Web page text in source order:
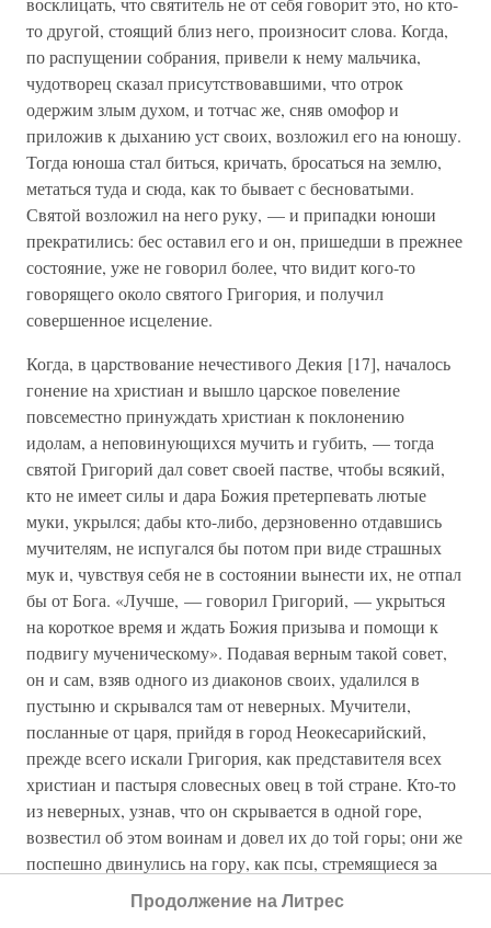
то другой, стоящий близ него, произносит слова. Когда,
по распущении собрания, привели к нему мальчика,
чудотворец сказал присутствовавшими, что отрок
одержим злым духом, и тотчас же, сняв омофор и
приложив к дыханию уст своих, возложил его на юношу.
Тогда юноша стал биться, кричать, бросаться на землю,
метаться туда и сюда, как то бывает с бесноватыми.
Святой возложил на него руку, — и припадки юноши
прекратились: бес оставил его и он, пришедши в прежнее
состояние, уже не говорил более, что видит кого-то
говорящего около святого Григория, и получил
совершенное исцеление.
Когда, в царствование нечестивого Декия [17], началось
гонение на христиан и вышло царское повеление
повсеместно принуждать христиан к поклонению
идолам, а неповинующихся мучить и губить, — тогда
святой Григорий дал совет своей пастве, чтобы всякий,
кто не имеет силы и дара Божия претерпевать лютые
муки, укрылся; дабы кто-либо, дерзновенно отдавшись
мучителям, не испугался бы потом при виде страшных
мук и, чувствуя себя не в состоянии вынести их, не отпал
бы от Бога. «Лучше, — говорил Григорий, — укрыться
на короткое время и ждать Божия призыва и помощи к
подвигу мученическому». Подавая верным такой совет,
он и сам, взяв одного из диаконов своих, удалился в
пустыню и скрывался там от неверных. Мучители,
посланные от царя, прийдя в город Неокесарийский,
прежде всего искали Григория, как представителя всех
христиан и пастыря словесных овец в той стране. Кто-то
из неверных, узнав, что он скрывается в одной горе,
возвестил об этом воинам и довел их до той горы; они же
поспешно двинулись на гору, как псы, стремящиеся за
добычей на охоте, и как волки, которым нужно похитить
овцу. Святой Григорий, видя, что воины приближаются и
Продолжение на Литрес